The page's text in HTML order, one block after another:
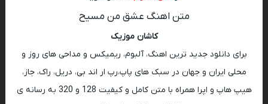
متن اهنگ عشق من مسیح
کاشان موزیک
برای دانلود جدید ترین اهنگ، آلبوم، ریمیکس و مداحی های روز و
محلی ایران و جهان در سبک های پاپ،رپ ار اند بی، دریل، راک، جاز،
هیپ هاپ و اپرا همراه با متن کامل و کیفیت 128 و 320 به رسانه ی